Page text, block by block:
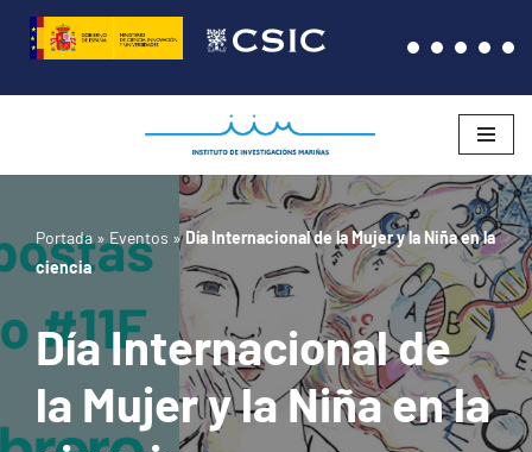
Saltar
al
Portada » Eventos »Día Internacional de la Mujer y la Niña en la
ciencia
Día Internacional de
la Mujer y la Niña en la